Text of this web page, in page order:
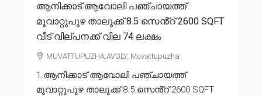
ആനിക്കാട് ആവോലി പഞ്ചായത്ത്
മൂവാറ്റുപുഴ താലൂക്ക് 8.5 സെൻ്റ് 2600 SQFT
വീട് വില്പനക്ക് വില 74 ലക്ഷം
MUVATTUPUZHA,AVOLY, Muvattupuzha
1.ആനിക്കാട് ആവോലി പഞ്ചായത്ത്
മൂവാറ്റുപുഴ താലൂക്ക് 8.5 സെൻ്റ് 2600 SQFT